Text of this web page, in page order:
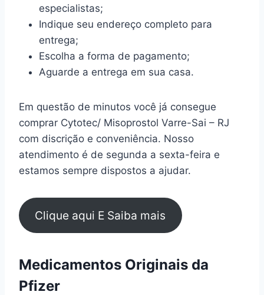
especialistas;
Indique seu endereço completo para
entrega;
Escolha a forma de pagamento;
Aguarde a entrega em sua casa.
Em questão de minutos você já consegue
comprar Cytotec/ Misoprostol Varre-Sai – RJ
com discrição e conveniência. Nosso
atendimento é de segunda a sexta-feira e
estamos sempre dispostos a ajudar.
Clique aqui E Saiba mais
Medicamentos Originais da
Pfizer